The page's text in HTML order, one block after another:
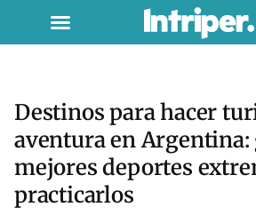
Destinos para hacer
aventura en Argentina:
mejores deportes
practicarlos